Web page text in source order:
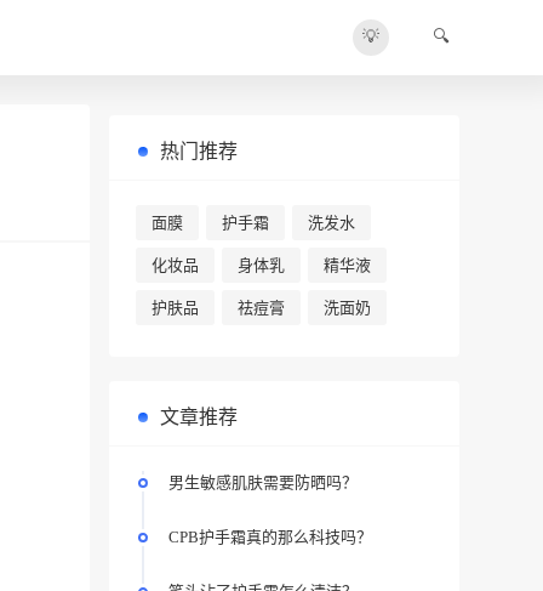
💡 🔍
热门推荐
面膜 护手霜 洗发水
化妆品 身体乳 精华液
护肤品 祛痘膏 洗面奶
文章推荐
男生敏感肌肤需要防晒吗？
CPB护手霜真的那么科技吗？